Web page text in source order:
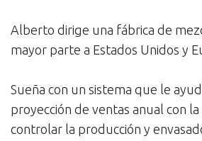
Alberto dirige una fábrica de
mayor parte a Estados Unidos y
Sueña con un sistema que le
proyección de ventas anual con
controlar la producción y